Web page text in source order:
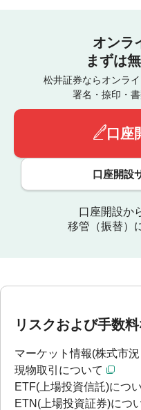
オンラ
まずは
松井証券ならオンラ
署名・捺印・
口座
口座開設
口座開設か
移管（振替）
リスクおよび手数
マーケット情報(株式市
現物取引について
ETF(上場投資信託)につ
ETN(上場投資証券)につ